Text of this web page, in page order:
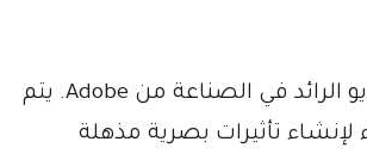
Adobe After Effects CC هو أحدث إصدار من برنامج تحرير وتركيب الفيديو الرائد في الصناعة من Adobe. يتم
تأثيرات بصرية مذهلة